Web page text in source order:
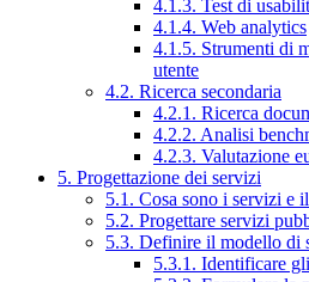
4.1.3. Test di
4.1.4. Web analytics
4.1.5. Strumenti di
utente
4.2. Ricerca secondaria
4.2.1. Ricerca
4.2.2. Analisi
4.2.3. Valutazione
5. Progettazione dei servizi
5.1. Cosa sono i servizi e
5.2. Progettare servizi
5.3. Definire il modello di
5.3.1. Identificare